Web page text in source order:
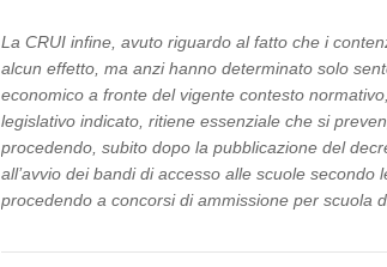
La CRUI infine, avuto riguardo al fatto che i
alcun effetto, ma anzi hanno determinato solo
economico a fronte del vigente contesto
legislativo indicato, ritiene essenziale che si
procedendo, subito dopo la pubblicazione del
all’avvio dei bandi di accesso alle scuole
procedendo a concorsi di ammissione per scuola